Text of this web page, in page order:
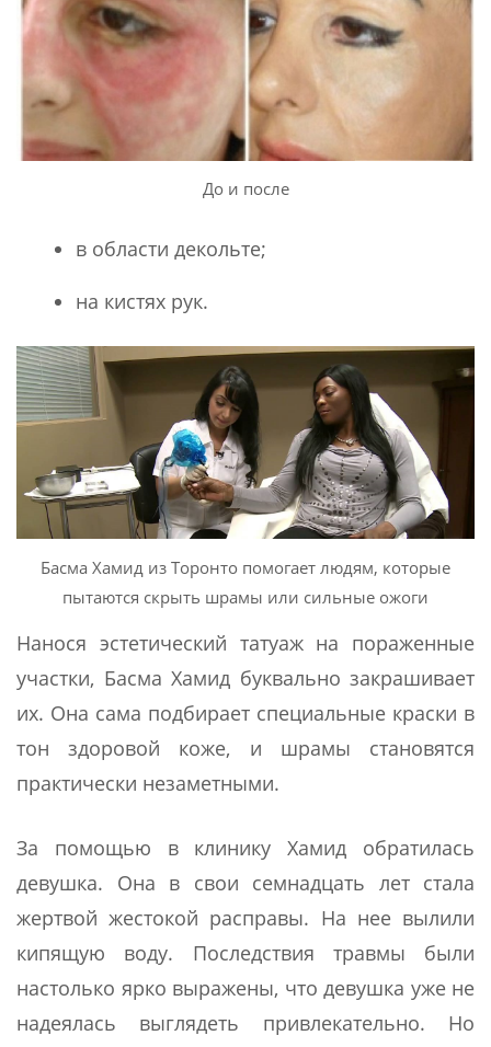
До и после
в области декольте;
на кистях рук.
Басма Хамид из Торонто помогает людям, которые
пытаются скрыть шрамы или сильные ожоги
Нанося эстетический татуаж на пораженные
участки, Басма Хамид буквально закрашивает
их. Она сама подбирает специальные краски в
тон здоровой коже, и шрамы становятся
практически незаметными.
За помощью в клинику Хамид обратилась
девушка. Она в свои семнадцать лет стала
жертвой жестокой расправы. На нее вылили
кипящую воду. Последствия травмы были
настолько ярко выражены, что девушка уже не
надеялась выглядеть привлекательно. Но